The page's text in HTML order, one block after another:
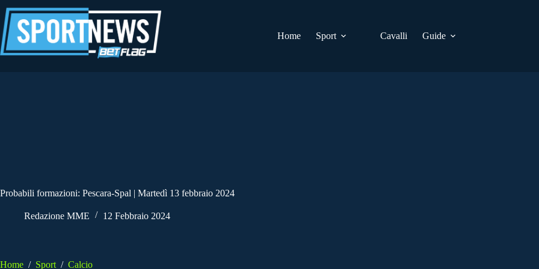
al
contenuto
Home
Sport Cavalli Guide
Probabili formazioni: Pescara-Spal | Martedì 13 febbraio 2024
Redazione MME 12 Febbraio 2024
Home / Sport / Calcio